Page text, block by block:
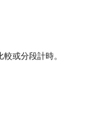
或分段計時。